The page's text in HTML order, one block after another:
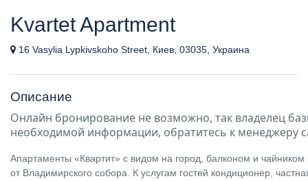
Kvartet Apartment
16 Vasylia Lypkivskoho Street, Киев, 03035, Украина
Описание
Онлайн бронирование не возможно, так владелец
необходимой информации, обратитесь к менеджеру
Апартаменты «Квартит» с видом на город, балконом и
от Владимирского собора. К услугам гостей кондиционер,